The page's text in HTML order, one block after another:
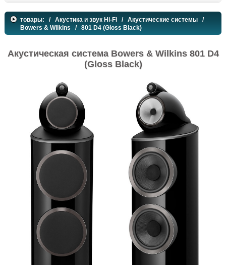
товары: / Акустика и звук Hi-Fi / Акустические системы /
Bowers & Wilkins / 801 D4 (Gloss Black)
Акустическая система Bowers & Wilkins 801 D4
(Gloss Black)